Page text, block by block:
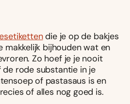
die je op de bakjes
makkelijk bijhouden wat en
Zo hoef je je nooit
rode substantie in je
of pastasaus is en
of alles nog goed is.